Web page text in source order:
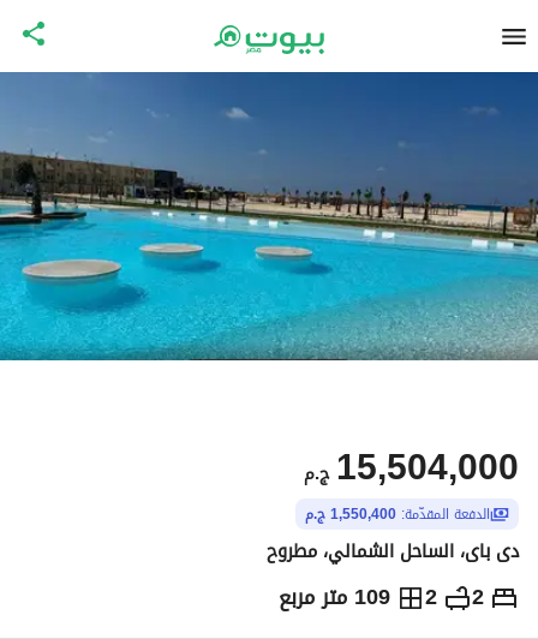
ج.م 15,504,000
الدفعة المقدّمة: 1,550,400 ج.م
دى باى، الساحل الشمالي، مطروح
2
2 109 متر مربع ج.م15,504,000